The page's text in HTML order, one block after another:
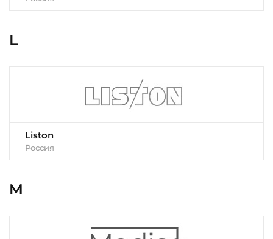
L
Liston
Россия
M